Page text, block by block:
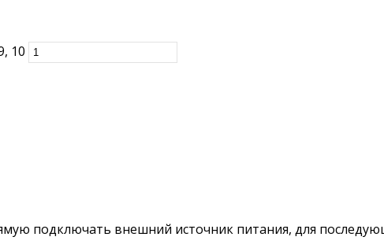
10
подключать внешний источник питания, для